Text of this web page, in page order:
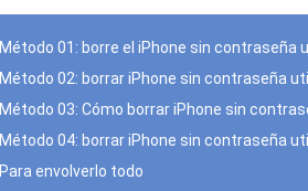
Método 01: borre el iPhone sin
Método 02: borrar iPhone sin contraseña
Método 03: Cómo borrar iPhone sin
Método 04: borrar iPhone sin contraseña
Para envolverlo todo